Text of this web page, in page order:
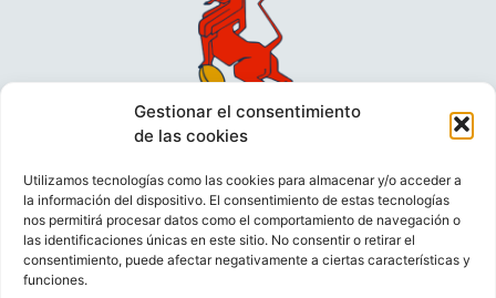
Gestionar el consentimiento
de las cookies
Utilizamos tecnologías como las cookies para almacenar y/o acceder a
la información del dispositivo. El consentimiento de estas tecnologías
nos permitirá procesar datos como el comportamiento de navegación o
las identificaciones únicas en este sitio. No consentir o retirar el
consentimiento, puede afectar negativamente a ciertas características y
funciones.